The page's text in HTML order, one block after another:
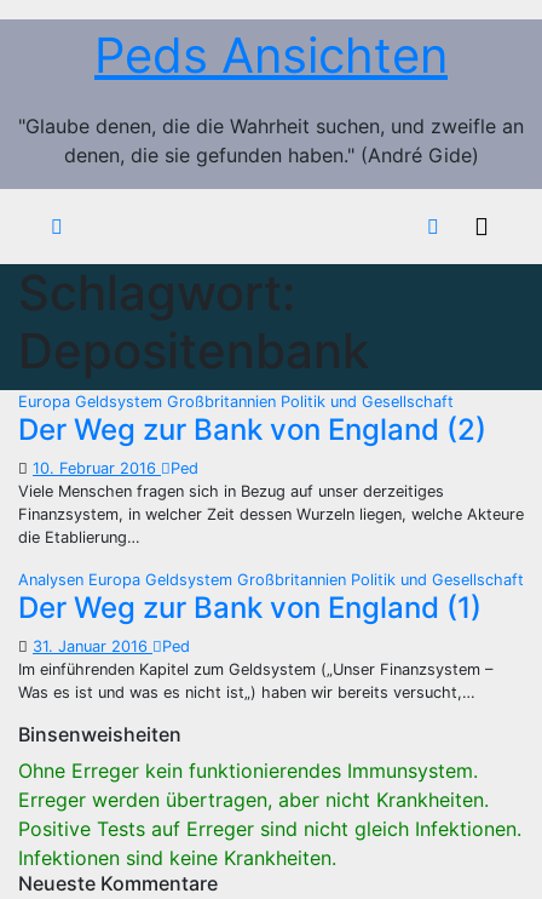
Zum
Peds Ansichten
"Glaube denen, die die Wahrheit suchen, und zweifle an
denen, die sie gefunden haben." (André Gide)
Schlagwort:
Depositenbank
Europa Geldsystem Großbritannien Politik und Gesellschaft
Der Weg zur Bank von England (2)
10. Februar 2016
Ped
Viele Menschen fragen sich in Bezug auf unser derzeitiges
Finanzsystem, in welcher Zeit dessen Wurzeln liegen, welche Akteure
die Etablierung…
Analysen Europa Geldsystem Großbritannien Politik und Gesellschaft
Der Weg zur Bank von England (1)
31. Januar 2016
Ped
Im einführenden Kapitel zum Geldsystem („Unser Finanzsystem –
Was es ist und was es nicht ist„) haben wir bereits versucht,…
Binsenweisheiten
Ohne Erreger kein funktionierendes Immunsystem.
Erreger werden übertragen, aber nicht Krankheiten.
Positive Tests auf Erreger sind nicht gleich Infektionen.
Infektionen sind keine Krankheiten.
Neueste Kommentare